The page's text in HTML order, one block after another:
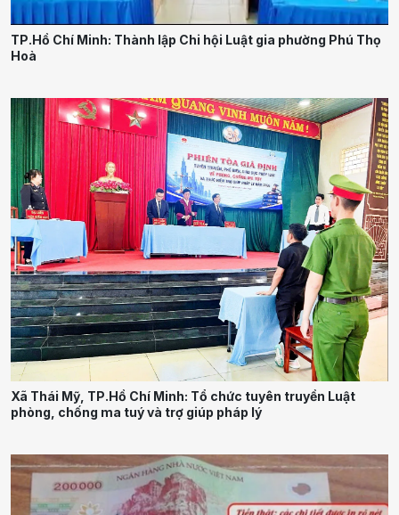
TP.Hồ Chí Minh: Thành lập Chi hội Luật gia phường Phú Thọ
Hoà
Xã Thái Mỹ, TP.Hồ Chí Minh: Tổ chức tuyên truyền Luật
phòng, chống ma tuý và trợ giúp pháp lý